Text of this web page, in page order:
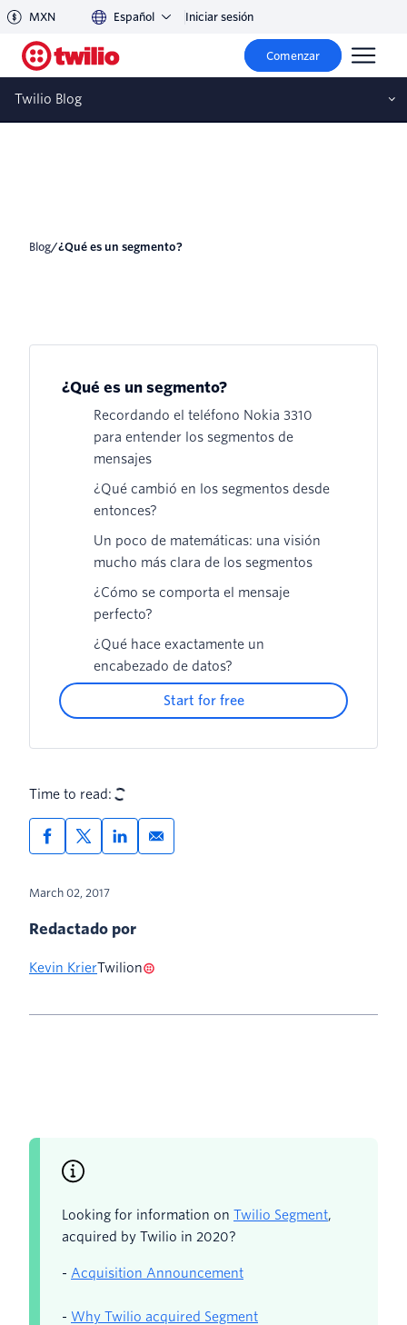
MXN Español Iniciar sesión
Comenzar
Twilio Blog
¿Qué es un segmento?
blog/ ¿Qué es un segmento?
¿Qué es un segmento?
Recordando el teléfono Nokia 3310
para entender los segmentos de
mensajes
¿Qué cambió en los segmentos desde
entonces?
Un poco de matemáticas: una visión
mucho más clara de los segmentos
¿Cómo se comporta el mensaje
perfecto?
¿Qué hace exactamente un
encabezado de datos?
Start for free
Time to read:
March 02, 2017
Redactado por
Kevin KrierTwilion
Looking for information on Twilio Segment,
acquired by Twilio in 2020?
- Acquisition Announcement
- Why Twilio acquired Segment